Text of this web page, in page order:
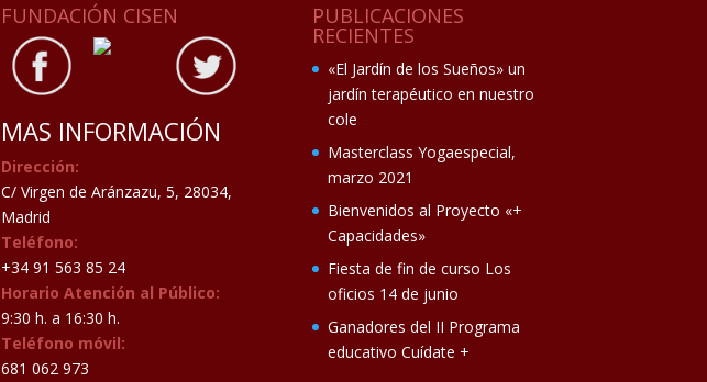
FUNDACIÓN CISEN
MAS INFORMACIÓN
Dirección:
C/ Virgen de Aránzazu, 5, 28034,
Madrid
Teléfono:
+34 91 563 85 24
Horario Atención al Público:
9:30 h. a 16:30 h.
Teléfono móvil:
681 062 973
PUBLICACIONES
RECIENTES
«El Jardín de los Sueños» un
jardín terapéutico en nuestro
cole
Masterclass Yogaespecial,
marzo 2021
Bienvenidos al Proyecto «+
Capacidades»
Fiesta de fin de curso Los
oficios 14 de junio
Ganadores del II Programa
educativo Cuídate +